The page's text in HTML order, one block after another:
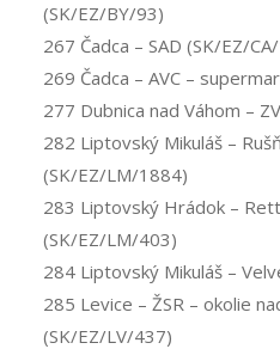
(SK/EZ/BY/93)
267 Čadca – SAD (SK/EZ/
269 Čadca – AVC –
277 Dubnica nad Váhom –
282 Liptovský Mikuláš –
(SK/EZ/LM/1884)
283 Liptovský Hrádok –
(SK/EZ/LM/403)
284 Liptovský Mikuláš –
285 Levice – ŽSR – okolie
(SK/EZ/LV/437)